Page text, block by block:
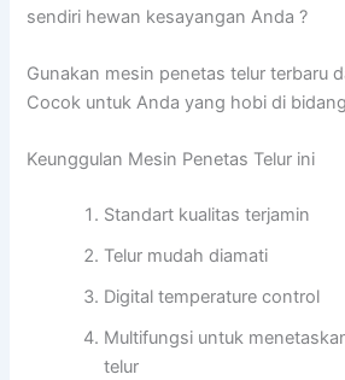
sendiri hewan kesayangan Anda ?
Gunakan mesin penetas telur terbaru
Cocok untuk Anda yang hobi di
Keunggulan Mesin Penetas Telur ini
Standart kualitas terjamin
Telur mudah diamati
Digital temperature control
Multifungsi untuk
telur